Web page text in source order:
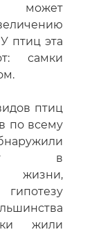
может
птиц эта
самки
птиц
по всему
в
жизни,
жили